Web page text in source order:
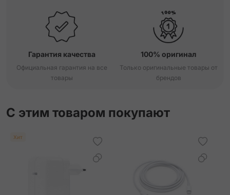
Гарантия качества
Официальная гарантия на все
товары
100% оригинал
Только оригинальные товары от
брендов
С этим товаром покупают
Хит